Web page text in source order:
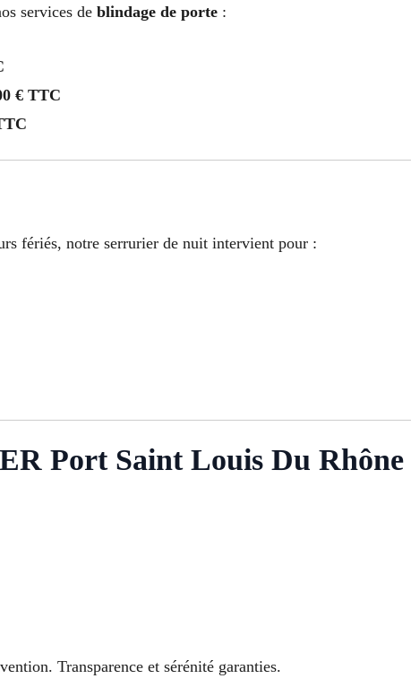
services de blindage de porte :
€ TTC
fériés, notre serrurier de nuit intervient pour :
Port Saint Louis Du Rhône
Transparence et sérénité garanties.